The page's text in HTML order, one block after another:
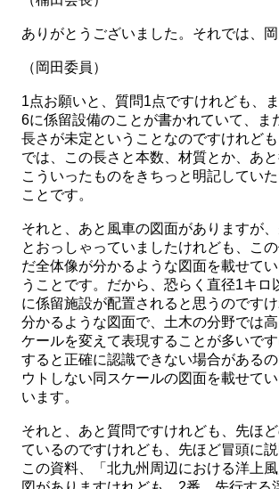
ありがとうございました。それでは、岡
（岡田委員）
1点お願いと、質問1点ですけれども、
6に係留設備のことが書かれていて、ま
長さが未定ということなのですけれど
では、この長さと本数、材質とか、あと
こういったものをきちっと明記してい
ことです。
それと、あと風車の図面がありますが
とおっしゃっていましたけれども、こ
だ全体像が分かるような図面を載せて
うことです。だから、恐らく直径1キロ
に係留施設が配置されると思うのです
分かるような図面で、土木の分野では
ケールを変えて表現することが多いで
すると正確に認識できない場合がある
ウトしない同スケールの図面を載せて
います。
それと、あと質問ですけれども、先ほ
ているのですけれども、先ほど冒頭に
この資料、「北九州周辺における洋上